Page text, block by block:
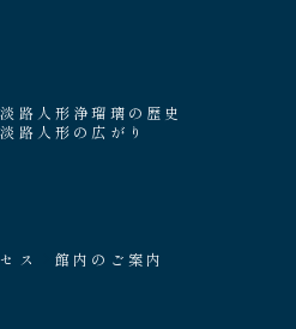
淡路人形浄瑠璃の歴史
淡路人形の広がり
ス 館内のご案内